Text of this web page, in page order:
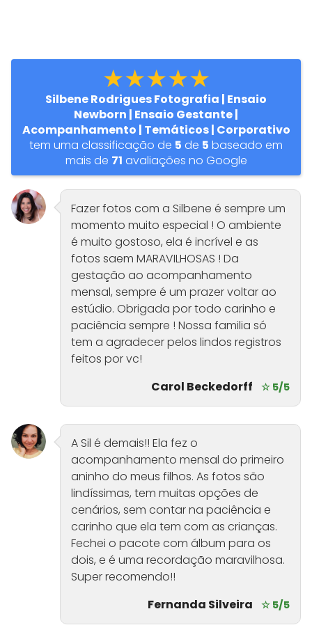
★★★★★
Silbene Rodrigues Fotografia | Ensaio
Newborn | Ensaio Gestante |
Acompanhamento | Temáticos | Corporativo
tem uma classificação de 5 de 5 baseado em
mais de 71 avaliações no Google
Fazer fotos com a Silbene é sempre um
momento muito especial ! O ambiente
é muito gostoso, ela é incrível e as
fotos saem MARAVILHOSAS ! Da
gestação ao acompanhamento
mensal, sempre é um prazer voltar ao
estúdio. Obrigada por todo carinho e
paciência sempre ! Nossa familia só
tem a agradecer pelos lindos registros
feitos por vc!
Carol Beckedorff
☆ 5/5
A Sil é demais!! Ela fez o
acompanhamento mensal do primeiro
aninho do meus filhos. As fotos são
lindíssimas, tem muitas opções de
cenários, sem contar na paciência e
carinho que ela tem com as crianças.
Fechei o pacote com álbum para os
dois, e é uma recordação maravilhosa.
Super recomendo!!
Fernanda Silveira
☆ 5/5